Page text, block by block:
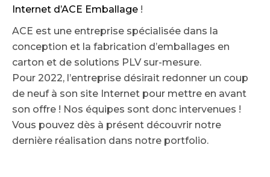
Internet d’ACE Emballage !
ACE est une entreprise spécialisée dans la
conception et la fabrication d’emballages en
carton et de solutions PLV sur-mesure.
Pour 2022, l’entreprise désirait redonner un coup
de neuf à son site Internet pour mettre en avant
son offre ! Nos équipes sont donc intervenues !
Vous pouvez dès à présent découvrir notre
dernière réalisation dans notre portfolio.